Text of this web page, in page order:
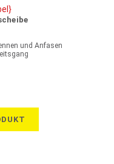
und Anfasen